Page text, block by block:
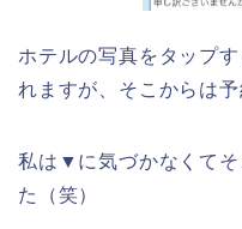
ホテルの写真をタップ
れますが、そこからは予
私は▼に気づかなくてそ
た（笑）